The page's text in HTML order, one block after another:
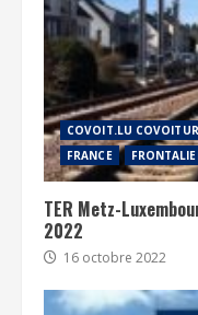
COVOIT.LU
FRANCE
TER Metz-
2022
16 octobre 2022